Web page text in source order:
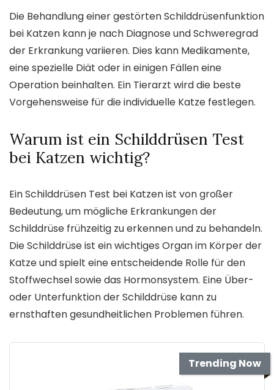
Die Behandlung einer gestörten Schilddrüsenfunktion
bei Katzen kann je nach Diagnose und Schweregrad
der Erkrankung variieren. Dies kann Medikamente,
eine spezielle Diät oder in einigen Fällen eine
Operation beinhalten. Ein Tierarzt wird die beste
Vorgehensweise für die individuelle Katze festlegen.
Warum ist ein Schilddrüsen Test
bei Katzen wichtig?
Ein Schilddrüsen Test bei Katzen ist von großer
Bedeutung, um mögliche Erkrankungen der
Schilddrüse frühzeitig zu erkennen und zu behandeln.
Die Schilddrüse ist ein wichtiges Organ im Körper der
Katze und spielt eine entscheidende Rolle für den
Stoffwechsel sowie das Hormonsystem. Eine Über-
oder Unterfunktion der Schilddrüse kann zu
ernsthaften gesundheitlichen Problemen führen.
Trending Now